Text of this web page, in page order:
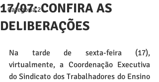
Categoria 2
17/07: CONFIRA AS
DELIBERAÇÕES
Na tarde de sexta-feira (17),
virtualmente, a Coordenação Executiva
do Sindicato dos Trabalhadores do Ensino